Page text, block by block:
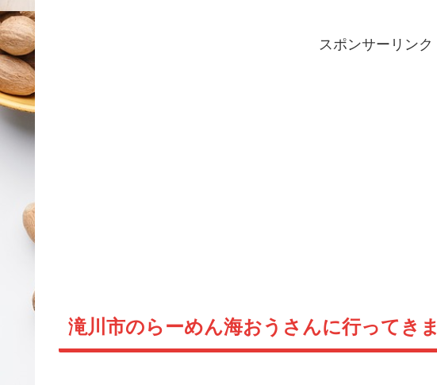
スポンサーリンク
滝川市のらーめん海おうさんに行ってき